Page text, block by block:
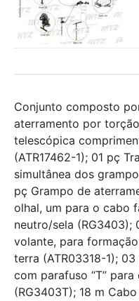
Conjunto composto
aterramento por
telescópica
(ATR17462-1); 01 pç
simultânea dos
pç Grampo de
olhal, um para o cabo
neutro/sela (RG3403);
volante, para
terra (ATR03318-1);
com parafuso “T”
(RG3403T); 18 m